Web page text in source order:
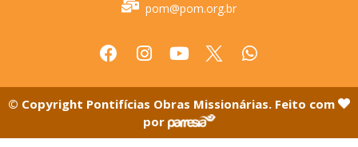
pom@pom.org.br
© Copyright Pontifícias Obras Missionárias. Feito com
por